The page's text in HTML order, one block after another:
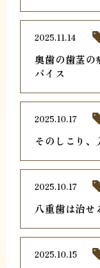
奥歯の歯茎の
バイス
2025.11.14
そのしこり、
2025.10.17
八重歯は治
2025.10.17
2025.10.15